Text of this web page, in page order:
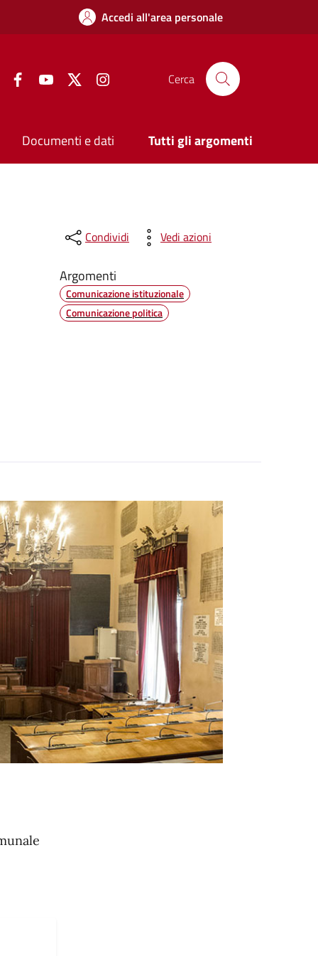
Accedi all'area personale
FacebookYouTube Twitter Cerca
Documenti e dati Tutti gli argomenti
Condividi Vedi azioni
Argomenti
Comunicazione istituzionale
Comunicazione politica